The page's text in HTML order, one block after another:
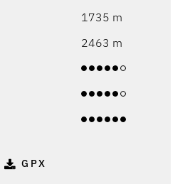
1735 m
2463 m
GPX